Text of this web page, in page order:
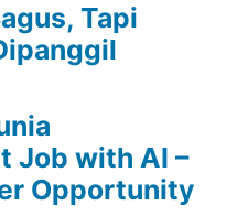
Tapi
Job with AI –
Opportunity